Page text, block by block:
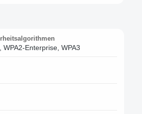
WPA2-Enterprise, WPA3